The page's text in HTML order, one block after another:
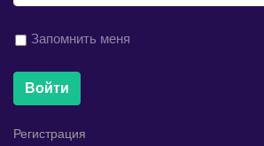
Запомнить меня
Войти
Регистрация